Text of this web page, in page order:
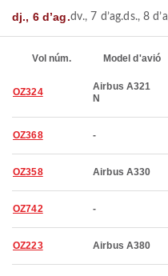
dj., 6 d’ag.dv., 7 d’ag.ds., 8
Vol núm. Model d'avió
OZ324
Airbus A321
N
OZ368 -
OZ358 Airbus A330
OZ742 -
OZ223 Airbus A380